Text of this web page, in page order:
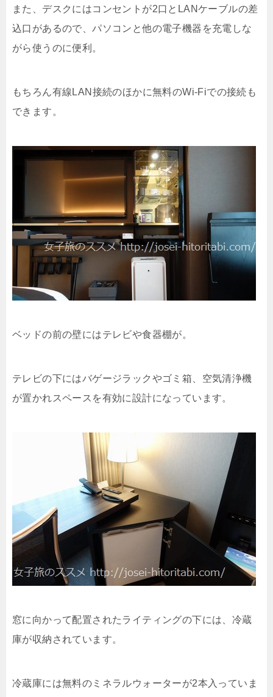
また、デスクにはコンセントが2口とLANケーブルの差
込口があるので、パソコンと他の電子機器を充電しな
がら使うのに便利。
もちろん有線LAN接続のほかに無料のWi-Fiでの接続も
できます。
ベッドの前の壁にはテレビや食器棚が。
テレビの下にはバゲージラックやゴミ箱、空気清浄機
が置かれスペースを有効に設計になっています。
窓に向かって配置されたライティングの下には、冷蔵
庫が収納されています。
冷蔵庫には無料のミネラルウォーターが2本入っていま